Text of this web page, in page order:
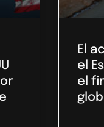
El
el
el